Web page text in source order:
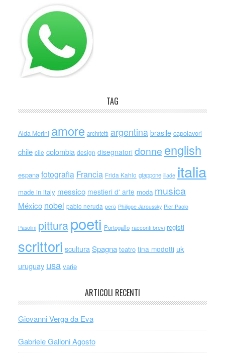
TAG
Alda Merini amore architetti argentina brasile capolavori
chile cile colombia design disegnatori donne english
espana fotografia Francia Frida Kahlo giappone iliade italia
made in italy messico mestieri d' arte moda musica
México nobel pablo neruda perù Philippe Jaroussky Pier Paolo
Pasolini pitturapoeti Portogallo racconti brevi registi
scrittori scultura Spagna teatro tina modotti uk
uruguay usa varie
ARTICOLI RECENTI
Giovanni Verga da Eva
Gabriele Galloni Agosto